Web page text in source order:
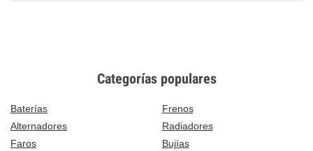
Categorías populares
Baterías
Frenos
Alternadores
Radiadores
Faros
Bujías